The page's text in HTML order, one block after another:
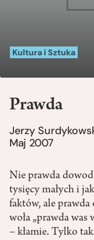
Kultura i Sztuka
Prawda
Jerzy
Maj 2007
Nie prawda
tysięcy małych i
faktów, ale prawda
woła „prawda
– kłamie. Tylko